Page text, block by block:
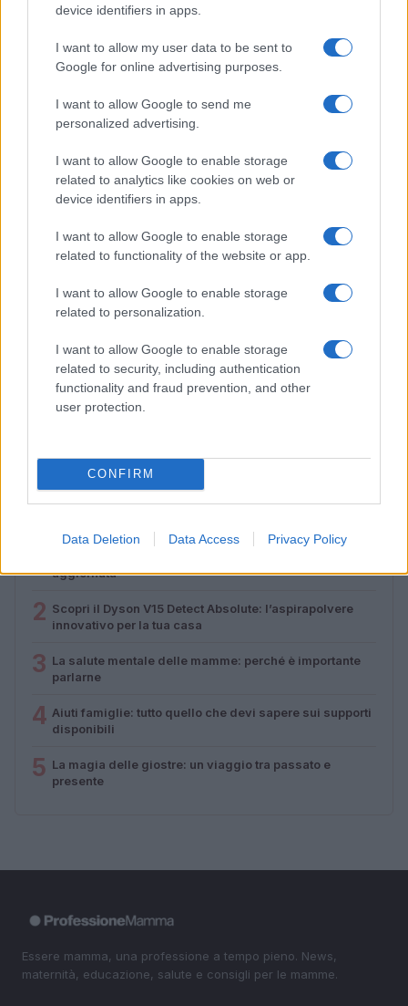
device identifiers in apps.
I want to allow my user data to be sent to
Google for online advertising purposes.
I want to allow Google to send me
personalized advertising.
I want to allow Google to enable storage
related to analytics like cookies on web or
device identifiers in apps.
I want to allow Google to enable storage
related to functionality of the website or app.
I want to allow Google to enable storage
related to personalization.
I want to allow Google to enable storage
related to security, including authentication
functionality and fraud prevention, and other
user protection.
CONFIRM
Data Deletion Data Access Privacy Policy
Codacons denuncia: i problemi che affliggono la Sicilia
Matteo Pellegrino · 25 Lug 2026
Lamezia International Film Fest: arte e cultura si
incontrano in Calabria
aggiornata
2 Scopri il Dyson V15 Detect Absolute: l’aspirapolvere
innovativo per la tua casa
3 La salute mentale delle mamme: perché è importante
parlarne
4 Aiuti famiglie: tutto quello che devi sapere sui supporti
disponibili
5 La magia delle giostre: un viaggio tra passato e
presente
Essere mamma, una professione a tempo pieno. News,
maternità, educazione, salute e consigli per le mamme.